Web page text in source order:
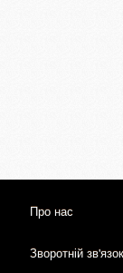
Про нас
Зворотній зв'язок